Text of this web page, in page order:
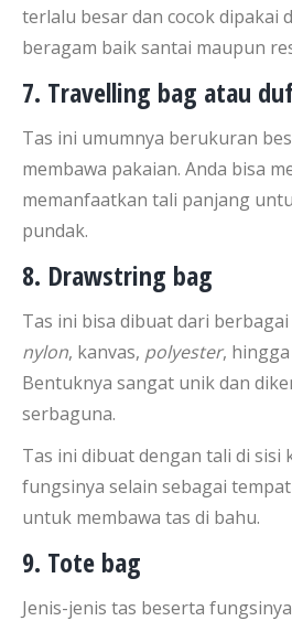
terlalu besar dan cocok dipakai
beragam baik santai maupun
7. Travelling bag atau
Tas ini umumnya berukuran
membawa pakaian. Anda bisa
memanfaatkan tali panjang
pundak.
8. Drawstring bag
Tas ini bisa dibuat dari
nylon, kanvas, polyester, hingga
Bentuknya sangat unik dan
serbaguna.
Tas ini dibuat dengan tali di sisi
fungsinya selain sebagai
untuk membawa tas di bahu.
9. Tote bag
Jenis-jenis tas beserta